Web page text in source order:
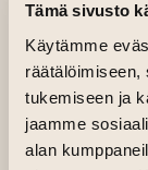
Tämä sivusto
Käytämme
räätälöimiseen,
tukemiseen ja
jaamme
alan
Tukena
ja
vaadi